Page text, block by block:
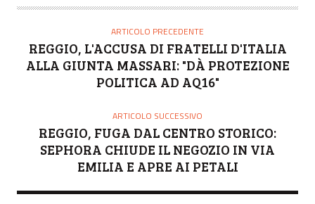
ARTICOLO PRECEDENTE
REGGIO, L'ACCUSA DI FRATELLI D'ITALIA
ALLA GIUNTA MASSARI: "DÀ PROTEZIONE
POLITICA AD AQ16"
ARTICOLO SUCCESSIVO
REGGIO, FUGA DAL CENTRO STORICO:
SEPHORA CHIUDE IL NEGOZIO IN VIA
EMILIA E APRE AI PETALI